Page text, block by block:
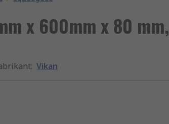
x 600mm x 80 mm,
: Vikan